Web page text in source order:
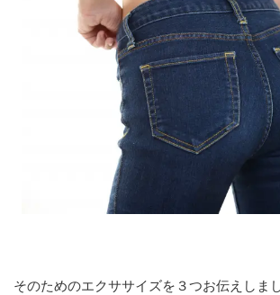
そのためのエクササイズを３つお伝えしま